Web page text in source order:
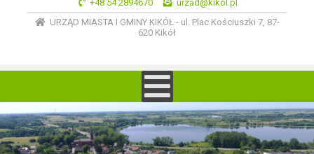
+48 54 2894670
urzad@kikol.pl
URZĄD MIASTA I GMINY KIKÓŁ - ul. Plac Kościuszki 7, 87-
620 Kikół